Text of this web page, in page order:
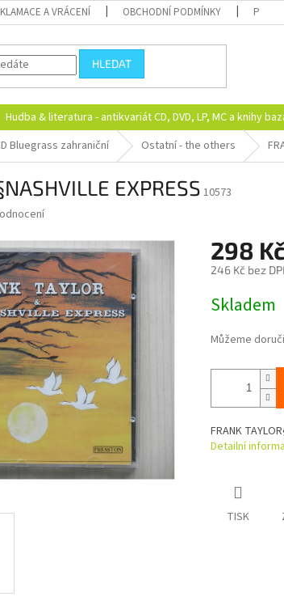
A VRÁCENÍ OBCHODNÍ PODMÍNKY
HLEDAT
Hudba & literatura - antikvariát CD, DVD, LP, MC a knihy
Bluegrass zahraniční Ostatní - the others
EXPRESS10573
298
246 Kč bez
cena:
Skladem
Můžeme
FRANK
Detailní
TISK